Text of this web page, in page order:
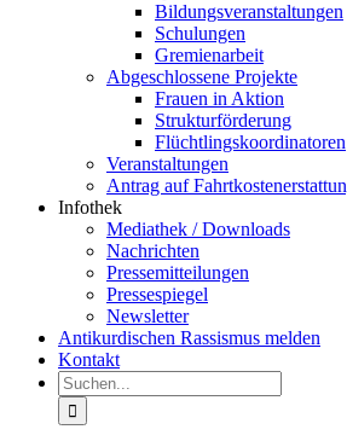
Bildungsveranstaltungen
Schulungen
Gremienarbeit
Abgeschlossene Projekte
Frauen in Aktion
Strukturförderung
Flüchtlingskoordinatoren
Veranstaltungen
Antrag auf
Infothek
Mediathek / Downloads
Nachrichten
Pressemitteilungen
Pressespiegel
Newsletter
Antikurdischen Rassismus melden
Kontakt
Suche
nach: